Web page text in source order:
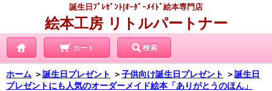
誕生日ﾌﾟﾚｾﾞﾝﾄ|ｵｰﾀﾞｰﾒｲﾄﾞ絵本専門店
絵本工房 リトルパートナー
カート 検索
ホーム ＞誕生日プレゼント ＞子供向け誕生日プレゼント ＞誕生日
プレゼントにも人気のオーダーメイド絵本「ありがとうのほん」